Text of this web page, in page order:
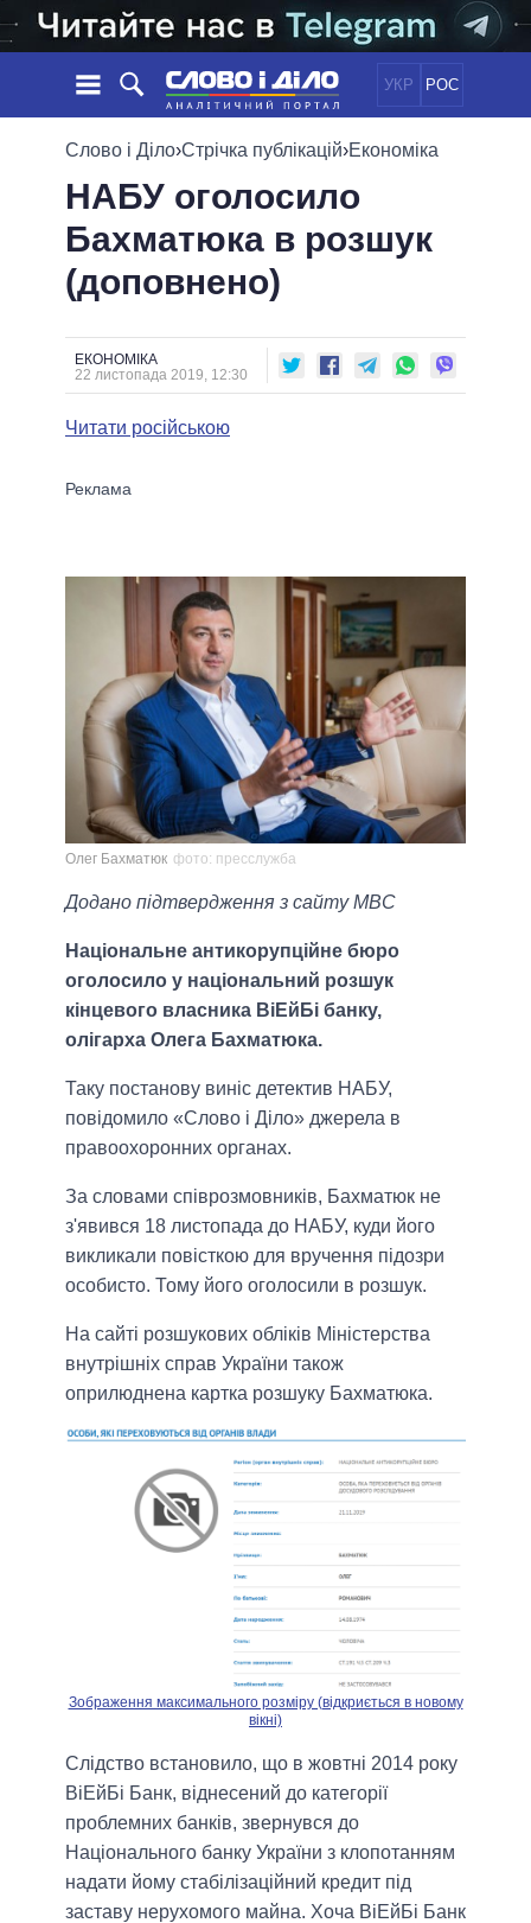
УКР РОС
НОВИНИ
СТРІЧКА
ПОДІЇ
СТАТТІ
ДУМКИ
ОГЛЯДИ
ДАЙДЖЕСТИ
ПОЛІТИКА
ЕКОНОМІКА
ОБIЦЯНКИ
ПОЛIТИКИ
УСІ ПОЛІТИКИ
ПРЕЗИДЕНТ І ОФІС
ВЕРХОВНА РАДА
ІНФОГРАФІКА
ВІДЕО
Слово і Діло›Стрічка публікацій›Економіка
НАБУ оголосило
Бахматюка в розшук
(доповнено)
ЕКОНОМІКА
22 листопада 2019, 12:30
Читати російською
Олег Бахматюк фото: пресслужба
Додано підтвердження з сайту МВС
Національне антикорупційне бюро
оголосило у національний розшук
кінцевого власника ВіЕйБі банку,
олігарха Олега Бахматюка.
Таку постанову виніс детектив НАБУ,
повідомило «Слово і Діло» джерела в
правоохоронних органах.
За словами співрозмовників, Бахматюк не
з'явився 18 листопада до НАБУ, куди його
викликали повісткою для вручення підозри
особисто. Тому його оголосили в розшук.
На сайті розшукових обліків Міністерства
внутрішніх справ України також
оприлюднена картка розшуку Бахматюка.
Зображення максимального розміру (відкриється в новому
вікні)
Слідство встановило, що в жовтні 2014 року
ВіЕйБі Банк, віднесений до категорії
проблемних банків, звернувся до
Національного банку України з клопотанням
надати йому стабілізаційний кредит під
заставу нерухомого майна. Хоча ВіЕйБі Банк